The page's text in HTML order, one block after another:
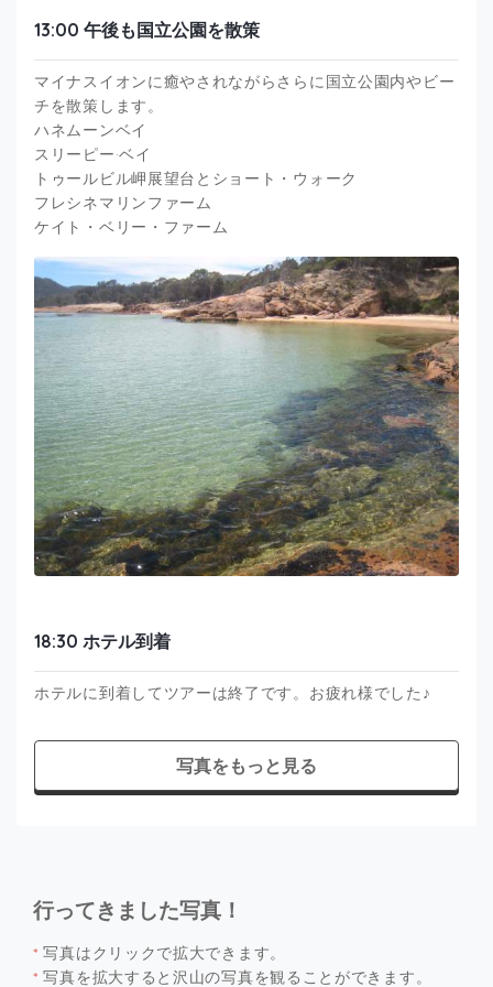
13:00 午後も国立公園を散策
マイナスイオンに癒やされながらさらに国立公園内やビー
チを散策します。
ハネムーンベイ
スリーピー·ベイ
トゥールビル岬展望台とショート・ウォーク
フレシネマリンファーム
ケイト・ベリー・ファーム
18:30 ホテル到着
ホテルに到着してツアーは終了です。お疲れ様でした♪
写真をもっと見る
行ってきました写真！
* 写真はクリックで拡大できます。
* 写真を拡大すると沢山の写真を観ることができます。